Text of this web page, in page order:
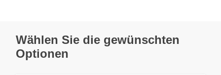
Wählen Sie die gewünschten
Optionen